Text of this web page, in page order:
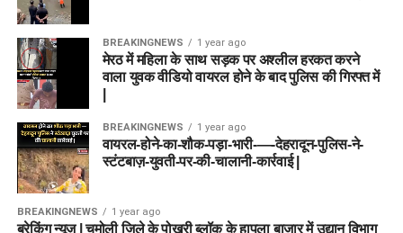
BREAKINGNEWS 1 year ago
मेरठ में महिला के साथ सड़क पर अश्लील हरकत करने
वाला युवक वीडियो वायरल होने के बाद पुलिस की गिरफ्त में
BREAKINGNEWS 1 year ago
वायरल-होने-का-शौक-पड़ा-भारी-—-देहरादून-पुलिस-ने-
स्टंटबाज़-युवती-पर-की-चालानी-कार्रवाई |
BREAKINGNEWS 1 year ago
ब्रेकिंग न्यूज़ | चमोली जिले के पोखरी ब्लॉक के हापला बाजार में उद्यान विभाग